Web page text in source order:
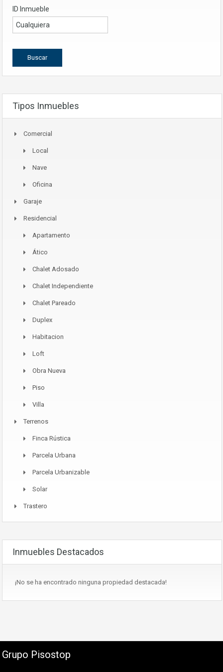
ID Inmueble
Tipos Inmuebles
Comercial
Local
Nave
Oficina
Garaje
Residencial
Apartamento
Ático
Chalet Adosado
Chalet Independiente
Chalet Pareado
Duplex
Habitacion
Loft
Obra Nueva
Piso
Villa
Terrenos
Finca Rústica
Parcela Urbana
Parcela Urbanizable
Solar
Trastero
Inmuebles Destacados
¡No se ha encontrado ninguna propiedad destacada!
Grupo Pisostop